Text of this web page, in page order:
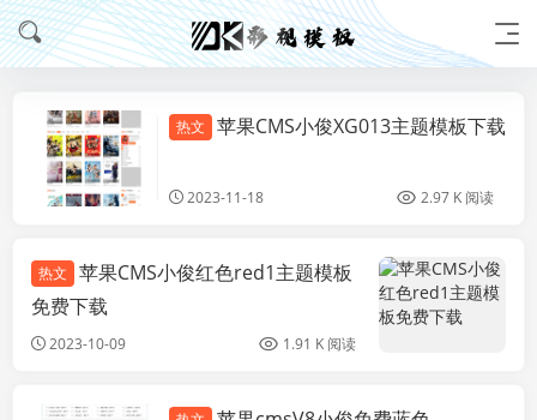
苹果
热文 苹果CMS小俊XG013主题模板下载
2023-11-18 2.97 K 阅读
热文
苹果CMS小俊红色red1主题模板
免费下载
2023-10-09 1.91 K 阅读